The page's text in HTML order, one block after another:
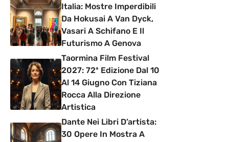
Italia: Mostre Imperdibili
Da Hokusai A Van Dyck,
Vasari A Schifano E Il
Futurismo A Genova
Taormina Film Festival
2027: 72ª Edizione Dal 10
Al 14 Giugno Con Tiziana
Rocca Alla Direzione
Artistica
Dante Nei Libri D’artista:
30 Opere In Mostra A